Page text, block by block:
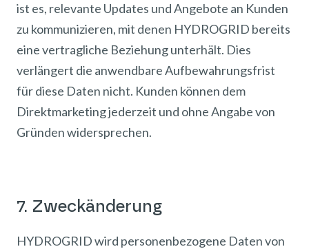
ist es, relevante Updates und Angebote an Kunden
zu kommunizieren, mit denen HYDROGRID bereits
eine vertragliche Beziehung unterhält. Dies
verlängert die anwendbare Aufbewahrungsfrist
für diese Daten nicht. Kunden können dem
Direktmarketing jederzeit und ohne Angabe von
Gründen widersprechen.
7. Zweckänderung
HYDROGRID wird personenbezogene Daten von